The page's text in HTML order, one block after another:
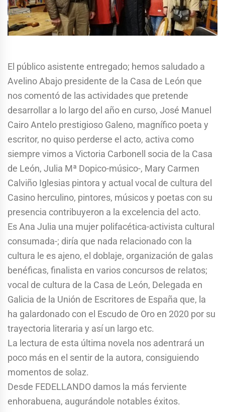
El público asistente entregado; hemos saludado a
Avelino Abajo presidente de la Casa de León que
nos comentó de las actividades que pretende
desarrollar a lo largo del año en curso, José Manuel
Cairo Antelo prestigioso Galeno, magnífico poeta y
escritor, no quiso perderse el acto, activa como
siempre vimos a Victoria Carbonell socia de la Casa
de León, Julia Mª Dopico-músico-, Mary Carmen
Calviño Iglesias pintora y actual vocal de cultura del
Casino herculino, pintores, músicos y poetas con su
presencia contribuyeron a la excelencia del acto.
Es Ana Julia una mujer polifacética-activista cultural
consumada-; diría que nada relacionado con la
cultura le es ajeno, el doblaje, organización de galas
benéficas, finalista en varios concursos de relatos;
vocal de cultura de la Casa de León, Delegada en
Galicia de la Unión de Escritores de España que, la
ha galardonado con el Escudo de Oro en 2020 por su
trayectoria literaria y así un largo etc.
La lectura de esta última novela nos adentrará un
poco más en el sentir de la autora, consiguiendo
momentos de solaz.
Desde FEDELLANDO damos la más ferviente
enhorabuena, augurándole notables éxitos.